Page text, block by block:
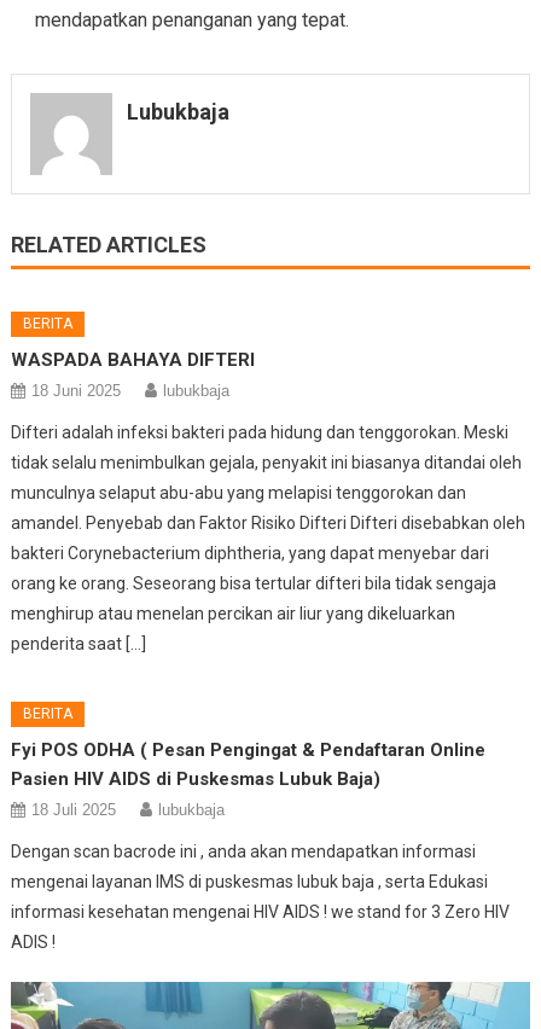
mendapatkan penanganan yang tepat.
Lubukbaja
RELATED ARTICLES
BERITA
WASPADA BAHAYA DIFTERI
18 Juni 2025 lubukbaja
Difteri adalah infeksi bakteri pada hidung dan tenggorokan. Meski
tidak selalu menimbulkan gejala, penyakit ini biasanya ditandai oleh
munculnya selaput abu-abu yang melapisi tenggorokan dan
amandel. Penyebab dan Faktor Risiko Difteri Difteri disebabkan oleh
bakteri Corynebacterium diphtheria, yang dapat menyebar dari
orang ke orang. Seseorang bisa tertular difteri bila tidak sengaja
menghirup atau menelan percikan air liur yang dikeluarkan
penderita saat […]
BERITA
Fyi POS ODHA ( Pesan Pengingat & Pendaftaran Online
Pasien HIV AIDS di Puskesmas Lubuk Baja)
18 Juli 2025 lubukbaja
Dengan scan bacrode ini , anda akan mendapatkan informasi
mengenai layanan IMS di puskesmas lubuk baja , serta Edukasi
informasi kesehatan mengenai HIV AIDS ! we stand for 3 Zero HIV
ADIS !